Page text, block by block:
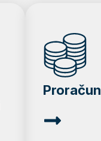
Proračun